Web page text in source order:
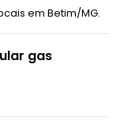
em Betim/MG.
gas